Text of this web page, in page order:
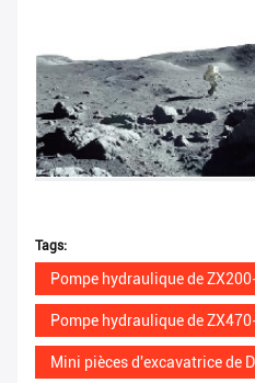
Tags:
Pompe hydraulique de
Pompe hydraulique de
Mini pièces d'excavatrice de